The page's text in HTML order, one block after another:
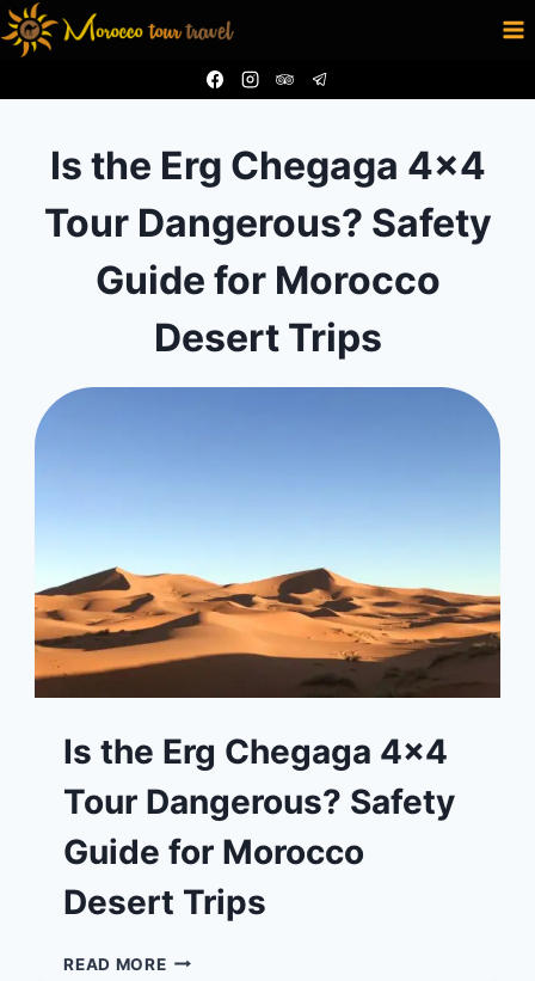
Skip
to
Is the Erg Chegaga 4×4
Tour Dangerous? Safety
Guide for Morocco
Desert Trips
Is the Erg Chegaga 4×4
Tour Dangerous? Safety
Guide for Morocco
Desert Trips
READ MOREIS